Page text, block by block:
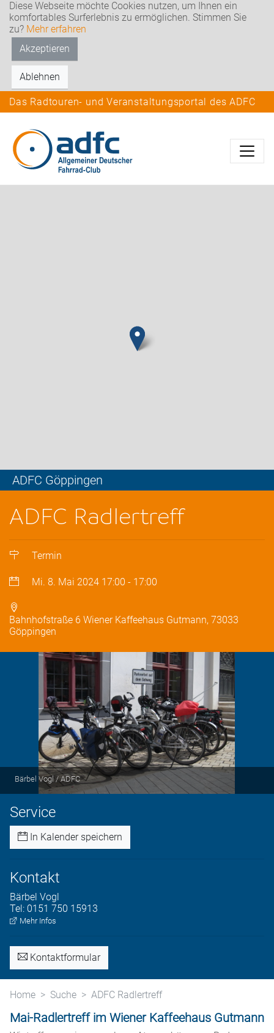
Diese Webseite möchte Cookies nutzen, um Ihnen ein
komfortables Surferlebnis zu ermöglichen. Stimmen Sie
zu? Mehr erfahren
Akzeptieren
Ablehnen
Das Radtouren- und Veranstaltungsportal des ADFC
ADFC Göppingen
ADFC Radlertreff
Termin
Mi. 8. Mai 2024 17:00 - 17:00
Bahnhofstraße 6 Wiener Kaffeehaus Gutmann, 73033
Göppingen
Bärbel Vogl / ADFC
Service
In Kalender speichern
Kontakt
Bärbel Vogl
Tel: 0151 750 15913
Mehr Infos
Kontaktformular
Home Suche ADFC Radlertreff
Mai-Radlertreff im Wiener Kaffeehaus Gutmann